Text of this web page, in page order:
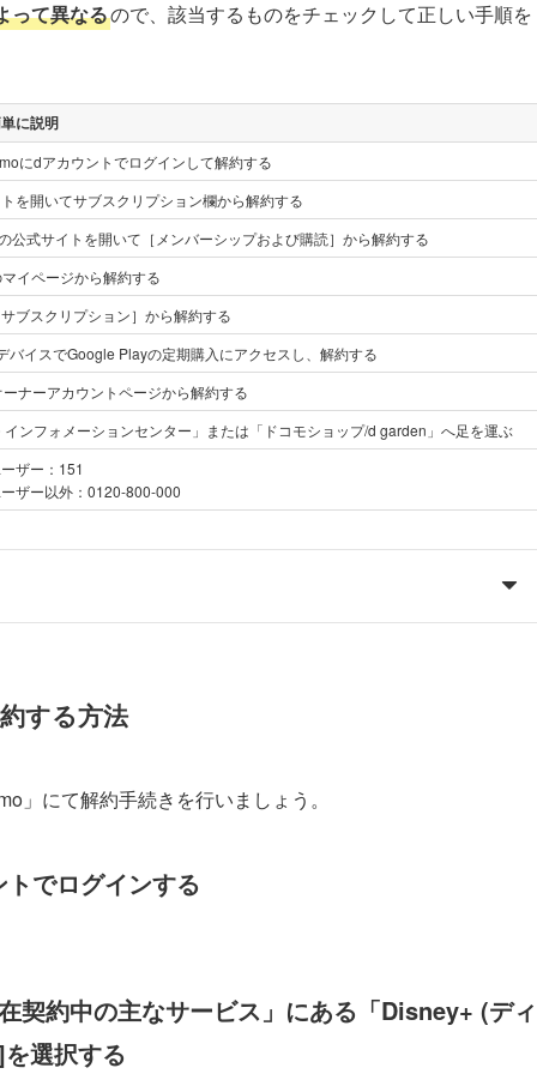
って異なるので、該当するものをチェックして正しい手順を
に説明
にdアカウントでログインして解約する
を開いてサブスクリプション欄から解約する
公式サイトを開いて［メンバーシップおよび購読］から解約する
イページから解約する
ブスクリプション］から解約する
バイスでGoogle Playの定期購入にアクセスし、解約する
ナーアカウントページから解約する
インフォメーションセンター」または「ドコモショップ/d garden」へ足を運ぶ
ザー：151
ザー以外：0120-800-000
する方法
」にて解約手続きを行いましょう。
でログインする
契約中の主なサービス」にある「Disney+ (ディ
選択する